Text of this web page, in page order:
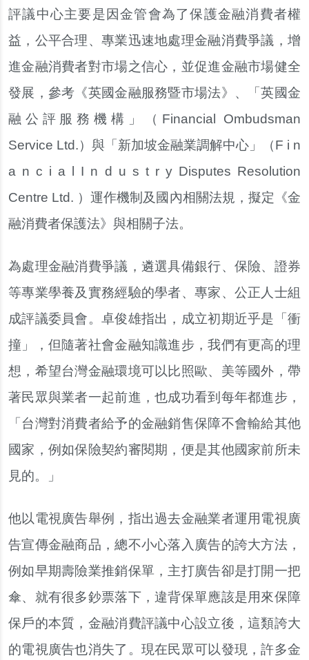
評議中心主要是因金管會為了保護金融消費者權
益，公平合理、專業迅速地處理金融消費爭議，增
進金融消費者對市場之信心，並促進金融市場健全
發展，參考《英國金融服務暨市場法》、「英國金
融公評服務機構」（Financial Ombudsman
Service Ltd.）與「新加坡金融業調解中心」（F i n
a n c i a l I n d u s t r y Disputes Resolution
Centre Ltd. ）運作機制及國內相關法規，擬定《金
融消費者保護法》與相關子法。
為處理金融消費爭議，遴選具備銀行、保險、證券
等專業學養及實務經驗的學者、專家、公正人士組
成評議委員會。卓俊雄指出，成立初期近乎是「衝
撞」，但隨著社會金融知識進步，我們有更高的理
想，希望台灣金融環境可以比照歐、美等國外，帶
著民眾與業者一起前進，也成功看到每年都進步，
「台灣對消費者給予的金融銷售保障不會輸給其他
國家，例如保險契約審閱期，便是其他國家前所未
見的。」
他以電視廣告舉例，指出過去金融業者運用電視廣
告宣傳金融商品，總不小心落入廣告的誇大方法，
例如早期壽險業推銷保單，主打廣告卻是打開一把
傘、就有很多鈔票落下，違背保單應該是用來保障
保戶的本質，金融消費評議中心設立後，這類誇大
的電視廣告也消失了。現在民眾可以發現，許多金